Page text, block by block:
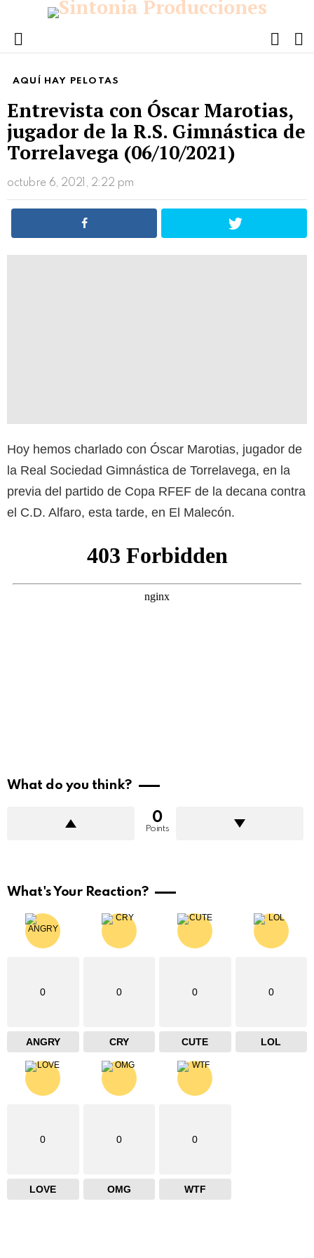
Menu
AQUÍ HAY PELOTAS
Entrevista con Óscar Marotias,
jugador de la R.S. Gimnástica de
Torrelavega (06/10/2021)
octubre 6, 2021, 2:22 pm
Hoy hemos charlado con Óscar Marotias, jugador de
la Real Sociedad Gimnástica de Torrelavega, en la
previa del partido de Copa RFEF de la decana contra
el C.D. Alfaro, esta tarde, en El Malecón.
What do you think?
0
Points
What's Your Reaction?
0
ANGRY
0
CRY
0
CUTE
0
LOL
0
LOVE
0
OMG
0
WTF